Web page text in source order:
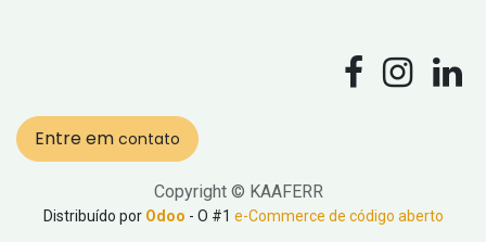
Entre em contato
Copyright © KAAFERR
Distribuído por Odoo - O #1 e-Commerce de código aberto